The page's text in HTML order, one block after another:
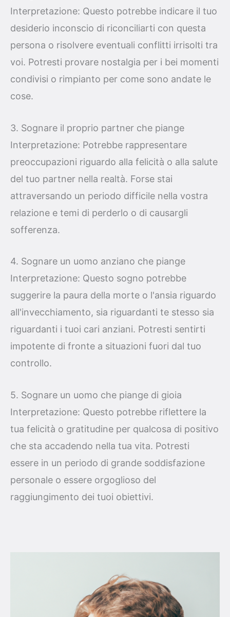
Interpretazione: Questo potrebbe indicare il tuo
desiderio inconscio di riconciliarti con questa
persona o risolvere eventuali conflitti irrisolti tra
voi. Potresti provare nostalgia per i bei momenti
condivisi o rimpianto per come sono andate le
cose.
3. Sognare il proprio partner che piange
Interpretazione: Potrebbe rappresentare
preoccupazioni riguardo alla felicità o alla salute
del tuo partner nella realtà. Forse stai
attraversando un periodo difficile nella vostra
relazione e temi di perderlo o di causargli
sofferenza.
4. Sognare un uomo anziano che piange
Interpretazione: Questo sogno potrebbe
suggerire la paura della morte o l'ansia riguardo
all'invecchiamento, sia riguardanti te stesso sia
riguardanti i tuoi cari anziani. Potresti sentirti
impotente di fronte a situazioni fuori dal tuo
controllo.
5. Sognare un uomo che piange di gioia
Interpretazione: Questo potrebbe riflettere la
tua felicità o gratitudine per qualcosa di positivo
che sta accadendo nella tua vita. Potresti
essere in un periodo di grande soddisfazione
personale o essere orgoglioso del
raggiungimento dei tuoi obiettivi.